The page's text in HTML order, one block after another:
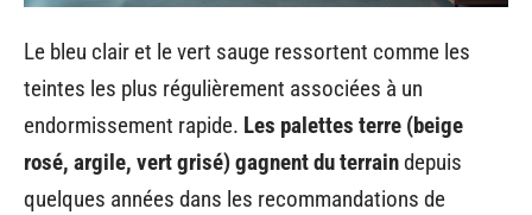
Le bleu clair et le vert sauge ressortent comme les
teintes les plus régulièrement associées à un
endormissement rapide. Les palettes terre (beige
rosé, argile, vert grisé) gagnent du terraindepuis
quelques années dans les recommandations de